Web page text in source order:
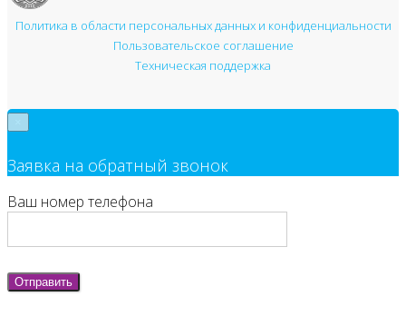
Политика в области персональных данных и конфиденциальности
Пользовательское соглашение
Техническая поддержка
Заявка на обратный звонок
Ваш номер телефона
Отправить